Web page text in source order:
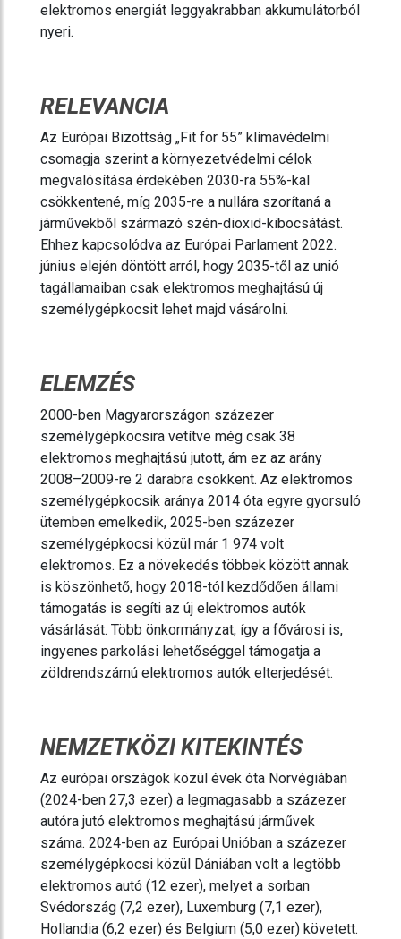
elektromos energiát leggyakrabban akkumulátorból
nyeri.
RELEVANCIA
Az Európai Bizottság „Fit for 55” klímavédelmi
csomagja szerint a környezetvédelmi célok
megvalósítása érdekében 2030-ra 55%-kal
csökkentené, míg 2035-re a nullára szorítaná a
járművekből származó szén-dioxid-kibocsátást.
Ehhez kapcsolódva az Európai Parlament 2022.
június elején döntött arról, hogy 2035-től az unió
tagállamaiban csak elektromos meghajtású új
személygépkocsit lehet majd vásárolni.
ELEMZÉS
2000-ben Magyarországon százezer
személygépkocsira vetítve még csak 38
elektromos meghajtású jutott, ám ez az arány
2008–2009-re 2 darabra csökkent. Az elektromos
személygépkocsik aránya 2014 óta egyre gyorsuló
ütemben emelkedik, 2025-ben százezer
személygépkocsi közül már 1 974 volt
elektromos. Ez a növekedés többek között annak
is köszönhető, hogy 2018-tól kezdődően állami
támogatás is segíti az új elektromos autók
vásárlását. Több önkormányzat, így a fővárosi is,
ingyenes parkolási lehetőséggel támogatja a
zöldrendszámú elektromos autók elterjedését.
NEMZETKÖZI KITEKINTÉS
Az európai országok közül évek óta Norvégiában
(2024-ben 27,3 ezer) a legmagasabb a százezer
autóra jutó elektromos meghajtású járművek
száma. 2024-ben az Európai Unióban a százezer
személygépkocsi közül Dániában volt a legtöbb
elektromos autó (12 ezer), melyet a sorban
Svédország (7,2 ezer), Luxemburg (7,1 ezer),
Hollandia (6,2 ezer) és Belgium (5,0 ezer) követett.